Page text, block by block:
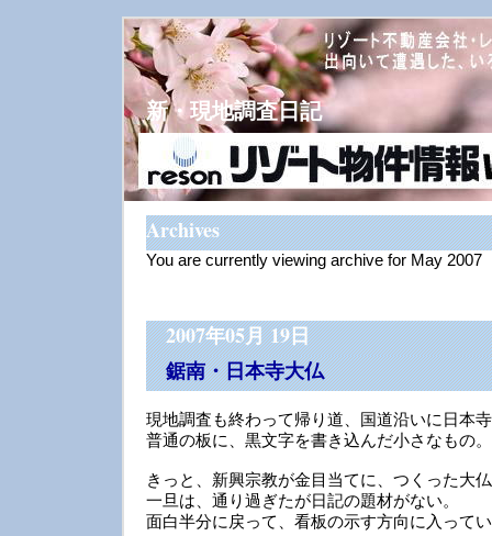
新・現地調査日記
Archives
You are currently viewing archive for May 2007
2007年05月 19日
鋸南・日本寺大仏
現地調査も終わって帰り道、国道沿いに日本
普通の板に、黒文字を書き込んだ小さなもの。
きっと、新興宗教が金目当てに、つくった大
一旦は、通り過ぎたが日記の題材がない。
面白半分に戻って、看板の示す方向に入って